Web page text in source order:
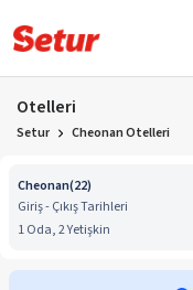
Otelleri
Setur Cheonan Otelleri
Cheonan(22)
Giriş - Çıkış Tarihleri
1 Oda, 2 Yetişkin